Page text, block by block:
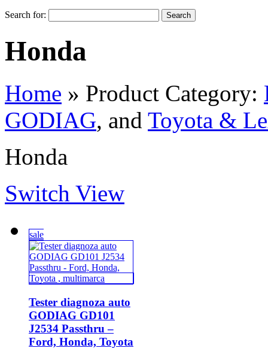
Search for:
Honda
Home » Product Category:
GODIAG, and Toyota &
Honda
Switch View
sale
Tester diagnoza auto
GODIAG GD101
J2534 Passthru –
Ford, Honda, Toyota